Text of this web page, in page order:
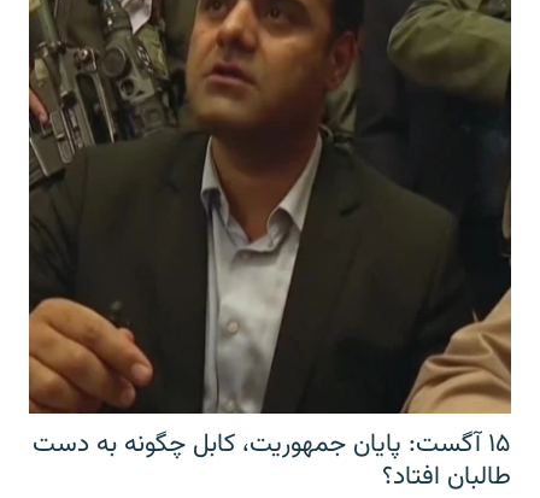
۱۵ آگست: پایان جمهوریت، کابل چگونه به دست
طالبان افتاد؟